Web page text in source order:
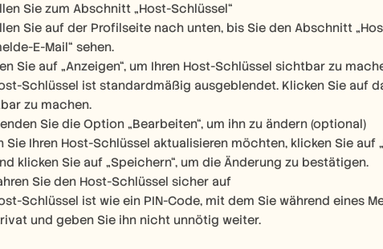
Sie zum Abschnitt „Host-Schlüssel“
Sie auf der Profilseite nach unten, bis Sie den Abschnitt
E-Mail“ sehen.
Sie auf „Anzeigen“, um Ihren Host-Schlüssel sichtbar zu
Schlüssel ist standardmäßig ausgeblendet. Klicken Sie auf
zu machen.
Sie die Option „Bearbeiten“, um ihn zu ändern (optional)
Sie Ihren Host-Schlüssel aktualisieren möchten, klicken Sie
klicken Sie auf „Speichern“, um die Änderung zu bestätigen.
Sie den Host-Schlüssel sicher auf
Schlüssel ist wie ein PIN-Code, mit dem Sie während eines
und geben Sie ihn nicht unnötig weiter.